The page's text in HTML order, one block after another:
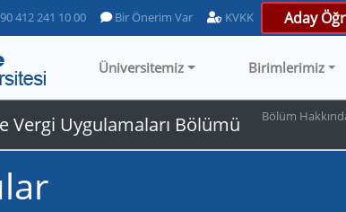
412 241 10 00 Bir Önerim Var KVKK Aday
Üniversitemiz Birimlerimiz
Vergi Uygulamaları Bölümü Bölüm